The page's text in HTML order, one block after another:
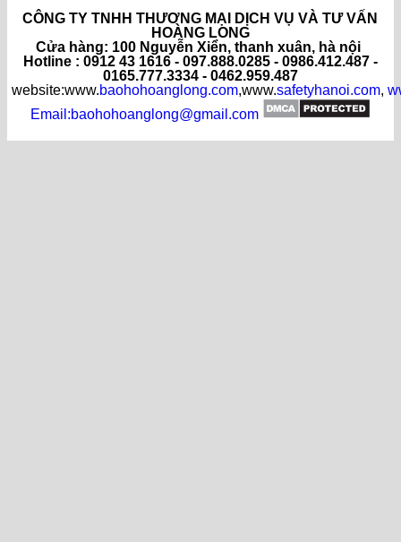
CÔNG TY TNHH THƯƠNG MẠI DỊCH VỤ VÀ TƯ VẤN
HOÀNG LONG
Cửa hàng: 100 Nguyễn Xiển, thanh xuân, hà nội
Hotline : 0912 43 1616 - 097.888.0285 - 0986.412.487 -
0165.777.3334 - 0462.959.487
website:www.baohohoanglong.com,www.safetyhanoi.com,
Email:baohohoanglong@gmail.com